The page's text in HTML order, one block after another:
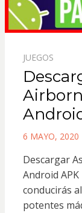
JUEGOS
POSTED
6 MAYO, 2020
Descargar
Android APK
conducirás
potentes